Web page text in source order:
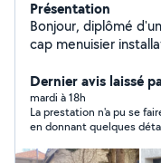
Présentation
Bonjour, diplômé
cap menuisier installateur, J'ai eu la chance
suis ouvert à la
professionnel )
8 ans avant de me
)et oui c'est tout récent!) Au plaisir de
vous, Gueury jordan
Dernier avis laissé
mardi à 18h
La prestation n'a pu se
en donnant quelques